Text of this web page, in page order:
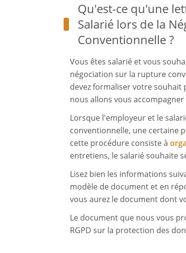
Qu'est-ce qu'une
Salarié lors de la
Conventionnelle ?
Vous êtes salarié et vous
négociation sur la rupture
devez formaliser votre souhait
nous allons vous
Lorsque l'employeur et le
conventionnelle, une certaine
cette procédure consiste à
entretiens, le salarié souhaite
Lisez bien les informations
modèle de document et en
vous aurez le document dont
Le document que nous vous
RGPD sur la protection des